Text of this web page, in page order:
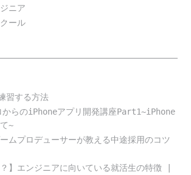
ニア
ール
習する方法
からのiPhoneアプリ開発講座Part1~iPhone
~
ムプロデューサーが教える中途採用のコツ
？】エンジニアに向いている就活生の特徴 |